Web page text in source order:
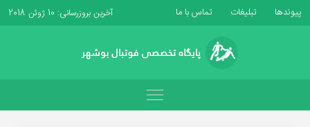
پیوندها تبلیغات تماس با ما آخرین بروزرسانی: 10 ژوئن 2018